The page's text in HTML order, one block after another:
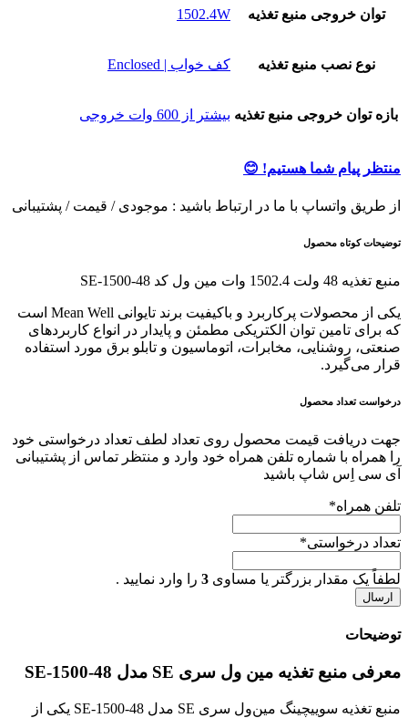
توان خروجی منبع تغذیه 1502.4W
نوع نصب منبع تغذیه کف خواب | Enclosed
بازه توان خروجی منبع تغذیه بیشتر از 600 وات خروجی
منتظر پیام شما هستیم! 😊
از طریق واتساپ با ما در ارتباط باشید : موجودی / قیمت / پشتیبانی
توضیحات کوتاه محصول
منبع تغذیه 48 ولت 1502.4 وات مین ول کد SE-1500-48
یکی از محصولات پرکاربرد و باکیفیت برند تایوانی Mean Well است
که برای تامین توان الکتریکی مطمئن و پایدار در انواع کاربردهای
صنعتی، روشنایی، مخابرات، اتوماسیون و تابلو برق مورد استفاده
قرار می‌گیرد.
درخواست تعداد محصول
جهت دریافت قیمت محصول روی تعداد لطف تعداد درخواستی خود
را همراه با شماره تلفن همراه خود وارد و منتظر تماس از پشتیبانی
آی سی اِس شاپ باشید
تلفن همراه*
تعداد درخواستی*
لطفاً یک مقدار بزرگتر یا مساوی 3 را وارد نمایید .
توضیحات
معرفی منبع تغذیه مین ول سری SE مدل SE-1500-48
منبع تغذیه سوییچینگ مین‌ول سری SE مدل SE-1500-48 یکی از